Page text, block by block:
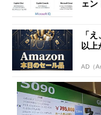
ェン
「
以
AD（